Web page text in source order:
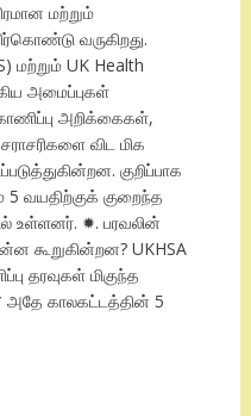
மற்றும்
வருகிறது.
மற்றும் UK Health
அமைப்புகள்
அறிக்கைகள்,
விட மிக
குறிப்பாக
5 வயதிற்குக் குறைந்த
உள்ளனர். ✹. பரவலின்
கூறுகின்றன? UKHSA
தரவுகள் மிகுந்த
அதே காலகட்டத்தின் 5